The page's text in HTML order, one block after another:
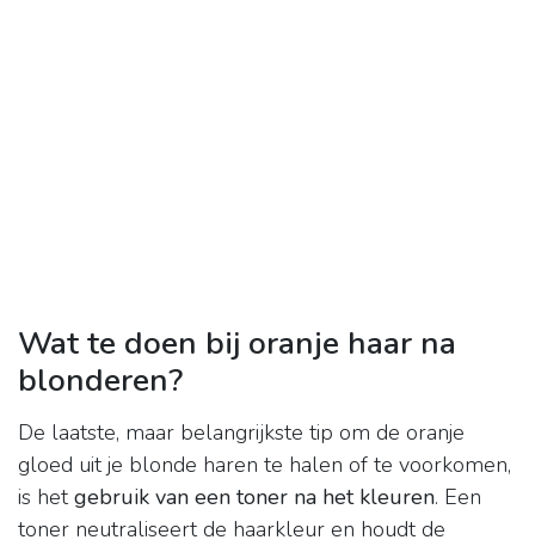
Wat te doen bij oranje haar na
blonderen?
De laatste, maar belangrijkste tip om de oranje
gloed uit je blonde haren te halen of te voorkomen,
is hetgebruik van een toner na het kleuren. Een
toner neutraliseert de haarkleur en houdt de